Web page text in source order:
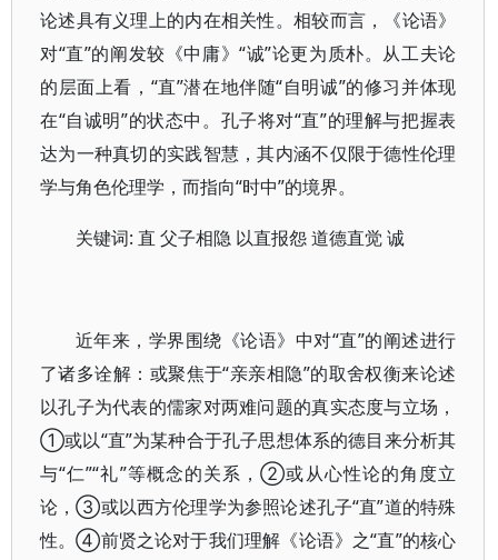
论述具有义理上的内在相关性。相较而言，《论语》
对“直”的阐发较《中庸》“诚”论更为质朴。从工夫论
的层面上看，“直”潜在地伴随“自明诚”的修习并体现
在“自诚明”的状态中。孔子将对“直”的理解与把握表
达为一种真切的实践智慧，其内涵不仅限于德性伦理
学与角色伦理学，而指向“时中”的境界。
关键词: 直 父子相隐 以直报怨 道德直觉 诚
近年来，学界围绕《论语》中对“直”的阐述进行
了诸多诠解：或聚焦于“亲亲相隐”的取舍权衡来论述
以孔子为代表的儒家对两难问题的真实态度与立场，
①或以“直”为某种合于孔子思想体系的德目来分析其
与“仁”“礼”等概念的关系，②或从心性论的角度立
论，③或以西方伦理学为参照论述孔子“直”道的特殊
性。④前贤之论对于我们理解《论语》之“直”的核心